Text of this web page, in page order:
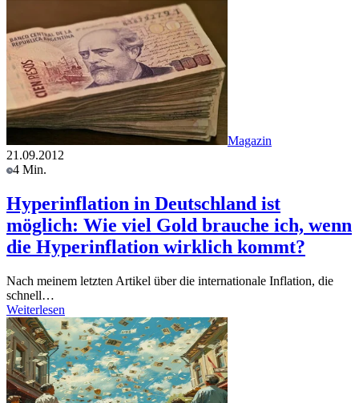
Magazin
21.09.2012
4 Min.
Hyperinflation in Deutschland ist
möglich: Wie viel Gold brauche ich, wenn
die Hyperinflation wirklich kommt?
Nach meinem letzten Artikel über die internationale Inflation, die
schnell…
Weiterlesen